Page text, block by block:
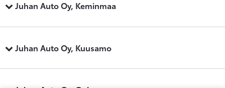
Juhan Auto Oy, Keminmaa
Juhan Auto Oy, Kuusamo